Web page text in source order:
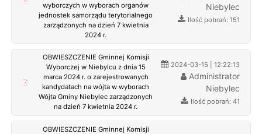
wyborczych w wyborach organów
jednostek samorządu terytorialnego
zarządzonych na dzień 7 kwietnia
2024 r.
Niebylec
Ilość pobrań: 151
OBWIESZCZENIE Gminnej Komisji
Wyborczej w Niebylcu z dnia 15
marca 2024 r. o zarejestrowanych
kandydatach na wójta w wyborach
Wójta Gminy Niebylec zarządzonych
na dzień 7 kwietnia 2024 r.
2024-03-15 | 12:22:13
Administrator
Niebylec
Ilość pobrań: 41
OBWIESZCZENIE Gminnej Komisji